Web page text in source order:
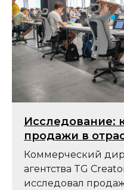
Исследование:
продажи в
Коммерческий
агентства TG
исследовал